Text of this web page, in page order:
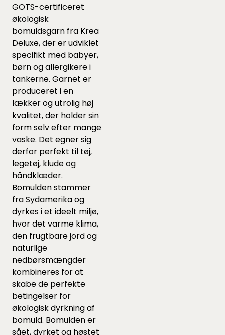
GOTS-certificeret
økologisk
bomuldsgarn fra Krea
Deluxe, der er udviklet
specifikt med babyer,
børn og allergikere i
tankerne. Garnet er
produceret i en
lækker og utrolig høj
kvalitet, der holder sin
form selv efter mange
vaske. Det egner sig
derfor perfekt til tøj,
legetøj, klude og
håndklæder.
Bomulden stammer
fra Sydamerika og
dyrkes i et ideelt miljø,
hvor det varme klima,
den frugtbare jord og
naturlige
nedbørsmængder
kombineres for at
skabe de perfekte
betingelser for
økologisk dyrkning af
bomuld. Bomulden er
sået, dyrket og høstet